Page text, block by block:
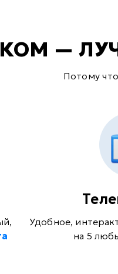
—
Потому
Удобное,
на 5